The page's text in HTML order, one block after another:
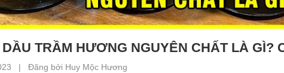
TRẦM HƯƠNG NGUYÊN CHẤT LÀ GÌ?
| Đăng bởi Huy Mộc Hương